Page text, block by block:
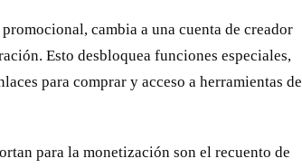
cambia a una cuenta de creador
Esto desbloquea funciones especiales,
para comprar y acceso a herramientas de
para la monetización son el recuento de